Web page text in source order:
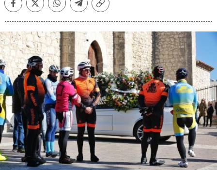
FacebookTwitterWhatsappTelegramCopiar